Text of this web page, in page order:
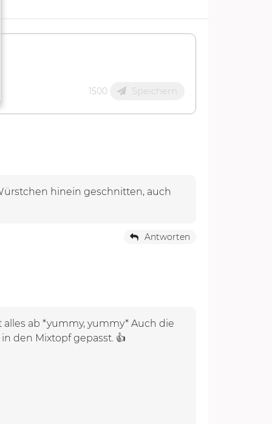
1500 Speichern
hinein geschnitten, auch
Antworten
ab *yummy, yummy* Auch die
den Mixtopf gepasst. 👍